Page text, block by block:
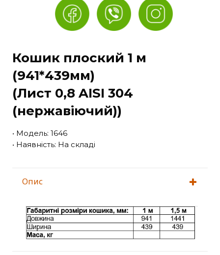
Кошик плоский 1 м
(941*439мм)
(Лист 0,8 AISI 304
(нержавіючий))
• Модель: 1646
• Наявність: На складі
Опис